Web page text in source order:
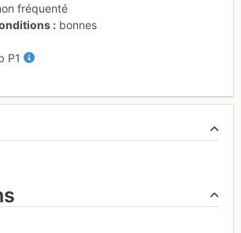
fréquenté
bonnes
P1